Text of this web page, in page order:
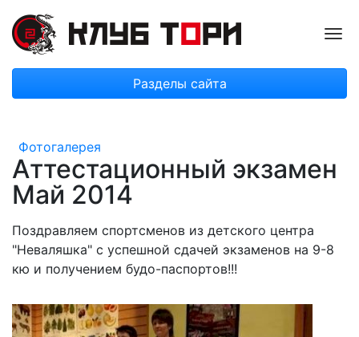
Разделы сайта
Фотогалерея
Аттестационный экзамен
Май 2014
Поздравляем спортсменов из детского центра
"Неваляшка" с успешной сдачей экзаменов на 9-8
кю и получением будо-паспортов!!!